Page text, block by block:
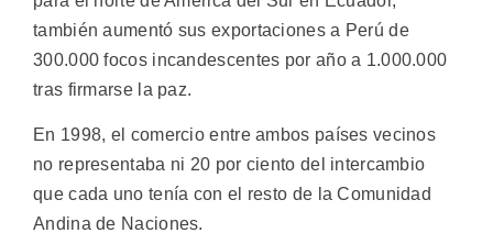
también aumentó sus exportaciones a Perú de
300.000 focos incandescentes por año a 1.000.000
tras firmarse la paz.
En 1998, el comercio entre ambos países vecinos
no representaba ni 20 por ciento del intercambio
que cada uno tenía con el resto de la Comunidad
Andina de Naciones.